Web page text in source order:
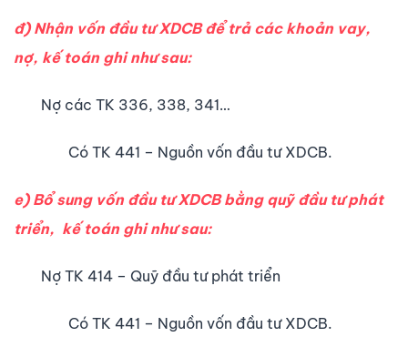
đ) Nhận vốn đầu tư XDCB để trả các khoản vay,
nợ, kế toán ghi như sau:
Nợ các TK 336, 338, 341…
Có TK 441 – Nguồn vốn đầu tư XDCB.
e) Bổ sung vốn đầu tư XDCB bằng quỹ đầu tư phát
triển, kế toán ghi như sau:
Nợ TK 414 – Quỹ đầu tư phát triển
Có TK 441 – Nguồn vốn đầu tư XDCB.